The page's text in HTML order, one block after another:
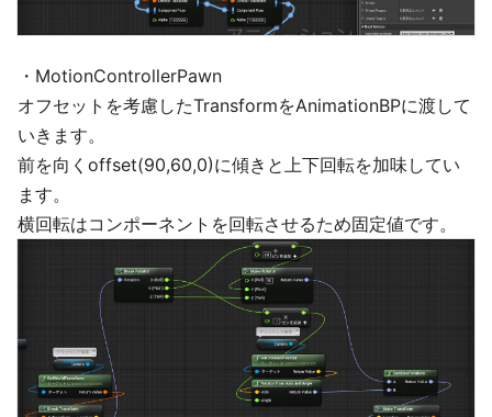
・MotionControllerPawn
オフセットを考慮したTransformをAnimationBPに渡して
いきます。
前を向くoffset(90,60,0)に傾きと上下回転を加味してい
ます。
横回転はコンポーネントを回転させるため固定値です。